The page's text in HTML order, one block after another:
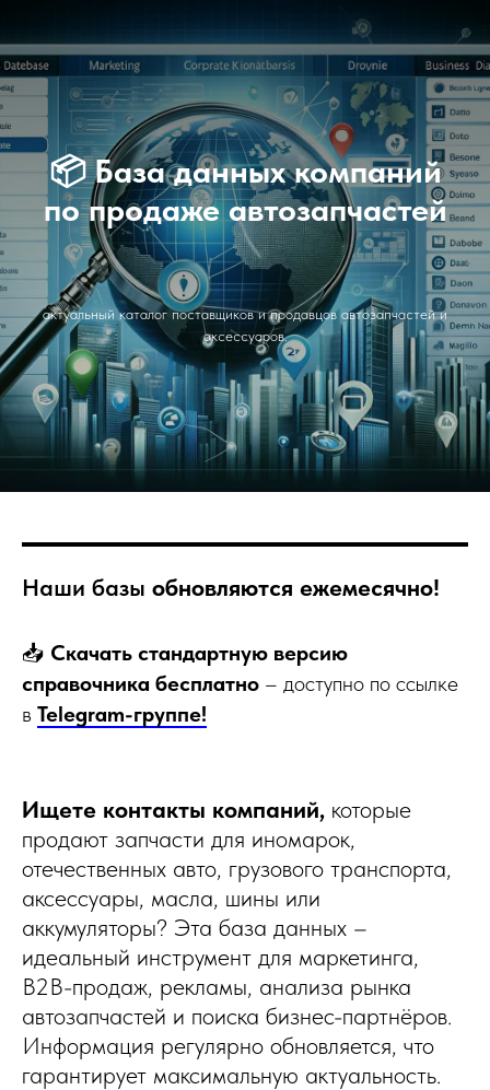
📦База данных компаний
по продаже автозапчастей
актуальный каталог поставщиков и продавцов автозапчастей и
аксессуаров.
Наши базы обновляются ежемесячно!
📥 Скачать стандартную версию
справочника бесплатно – доступно по ссылке
в Telegram-группе!
Ищете контакты компаний, которые
продают запчасти для иномарок,
отечественных авто, грузового транспорта,
аксессуары, масла, шины или
аккумуляторы? Эта база данных –
идеальный инструмент для маркетинга,
B2B-продаж, рекламы, анализа рынка
автозапчастей и поиска бизнес-партнёров.
Информация регулярно обновляется, что
гарантирует максимальную актуальность.